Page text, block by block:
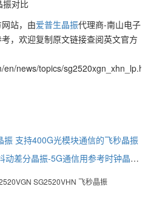
站，由爱普生晶振代理商-南山电子
，欢迎复制原文链接查阅英文官方
news/topics/
振 支持400G光模块通信的飞秒晶振
分晶振-5G通信用参考时钟晶振推荐
SG2520VHN 飞秒晶振